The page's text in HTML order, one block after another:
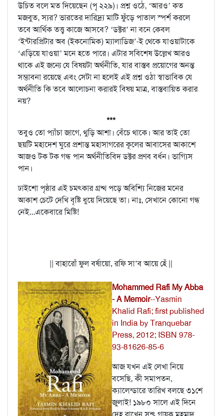
উচিত বলে মত দিয়েছেন (পৃ ২২৯)। প্রশ্ন ওঠে, ‘আরও’ কত
মজবুত, স্যর? ভারতের দারিদ্র্য মাটি ফুঁড়ে পাতাল স্পর্শ করলে
তবে আর্থিক তত্ত্ব কাজে আসবে? ‘ডক্টর’ না বনে কেবল
‘ইন্টারপ্রিটার অব (ইকনোমিক) ম্যালাডিজ’-ই থেকে যাওয়াটাকে
‘এড়িয়ে যাওয়া’ মনে হতে পারে। এটার সবিশেষ উল্লেখ আরও
থাকে এই জন্যে যে বিষয়টা অর্থনীতি, যার বাস্তব প্রয়োগের অনন্ত
সম্ভাবনা রয়েছে এবং সেটা না হলেই এই প্রশ্ন ওঠা স্বাভাবিক যে
অর্থনীতি কি তবে আলোচনা করারই বিষয় মাত্র, বাস্তবায়িত করার
নয়?
***
তবুও তো প্যাঁচা জাগে, থুড়ি আশা। বেঁচে থাকে। আর তাই তো
ছয়টি মহাদেশ ঘুরে প্রশান্ত মহাসাগরের কূলের আবাসের আকাশে
আজও টক টক গন্ধ পান অর্থনীতিবিদ ডক্টর প্রণব বর্ধন। ভাগ্যিস
পান।
ঢাইশো পৃষ্ঠার এই চমৎকার গ্রন্থ পড়ে অবিশ্যি নিজের মনের
আকাশ চেটে দেখি বৃষ্টি ধুয়ে দিয়েছে তা। নাঃ, সেখানে কোনো গন্ধ
নেই...একেবারে মিষ্টি!
|| বাহারোঁ ফুল বর্ষায়ো, রফি সা’ব আয়ে হেঁ ||
Mohammed Rafi My Abba
- A Memoir--Yasmin
Khalid Rafi; first published
in India by Tranquebar
Press, 2012; ISBN 978-
93-81626-85-6
আজ যখন এই লেখা নিয়ে
বসেছি, কী সমাপতন,
ক্যালেন্ডারে তারিখ বলছে ৩১শে
জুলাই! ১৯৮০ সালে এই দিনে